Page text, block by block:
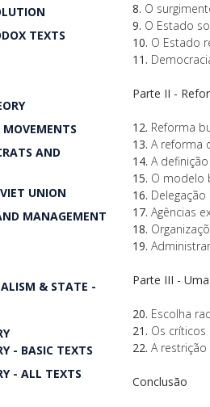
TEXTS
MOVEMENTS
AND
UNION
MANAGEMENT
& STATE -
- BASIC TEXTS
- ALL TEXTS
8. O
9. O Estado
10. O Estado
11.
Parte II -
12. Reforma
13. A reforma
14. A
15. O modelo
16.
17. Agências
18.
19.
Parte III -
20. Escolha
21. Os
22. A
Conclusão